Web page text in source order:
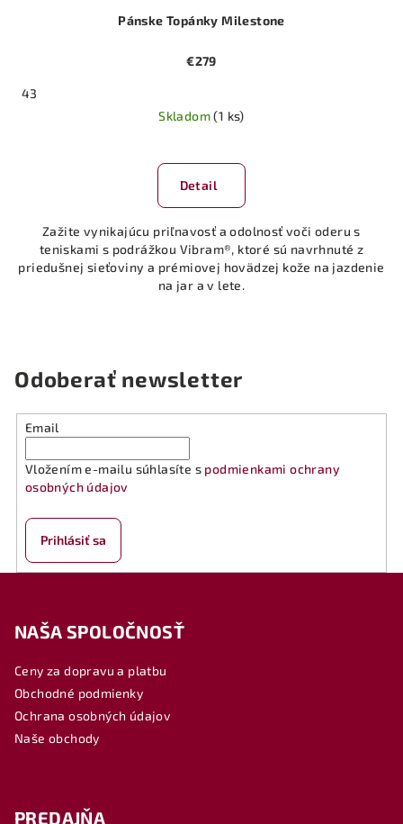
Pánske Topánky Milestone
€279
43
Skladom(1 ks)
Detail
Zažite vynikajúcu priľnavosť a odolnosť voči oderu s
teniskami s podrážkou Vibram®, ktoré sú navrhnuté z
priedušnej sieťoviny a prémiovej hovädzej kože na jazdenie
na jar a v lete.
Odoberať newsletter
Email
Vložením e-mailu súhlasíte s podmienkami ochrany
osobných údajov
Prihlásiť sa
NAŠA SPOLOČNOSŤ
Ceny za dopravu a platbu
Obchodné podmienky
Ochrana osobných údajov
Naše obchody
PREDAJŇA